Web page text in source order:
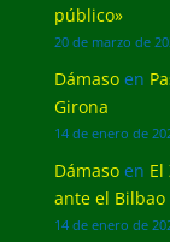
público»
20 de marzo de
Dámasoen
Girona
14 de enero de
Dámasoen
ante el Bilbao
14 de enero de